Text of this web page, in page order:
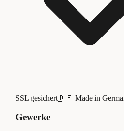
SSL gesichert🇩🇪 Made in
Gewerke